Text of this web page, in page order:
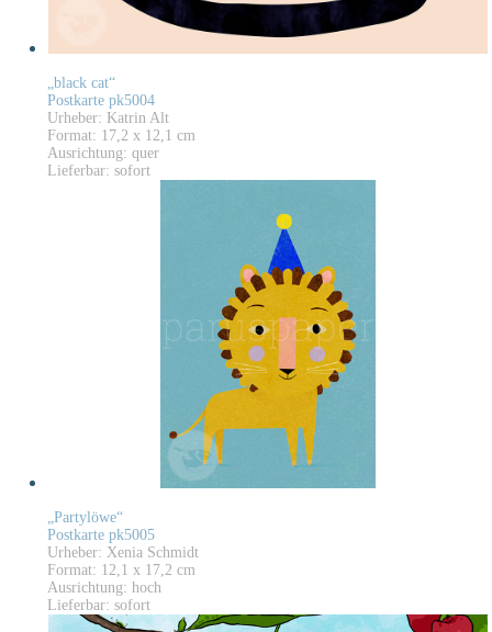
„black cat“
Postkarte pk5004
Urheber: Katrin Alt
Format: 17,2 x 12,1 cm
Ausrichtung: quer
Lieferbar: sofort
„Partylöwe“
Postkarte pk5005
Urheber: Xenia Schmidt
Format: 12,1 x 17,2 cm
Ausrichtung: hoch
Lieferbar: sofort